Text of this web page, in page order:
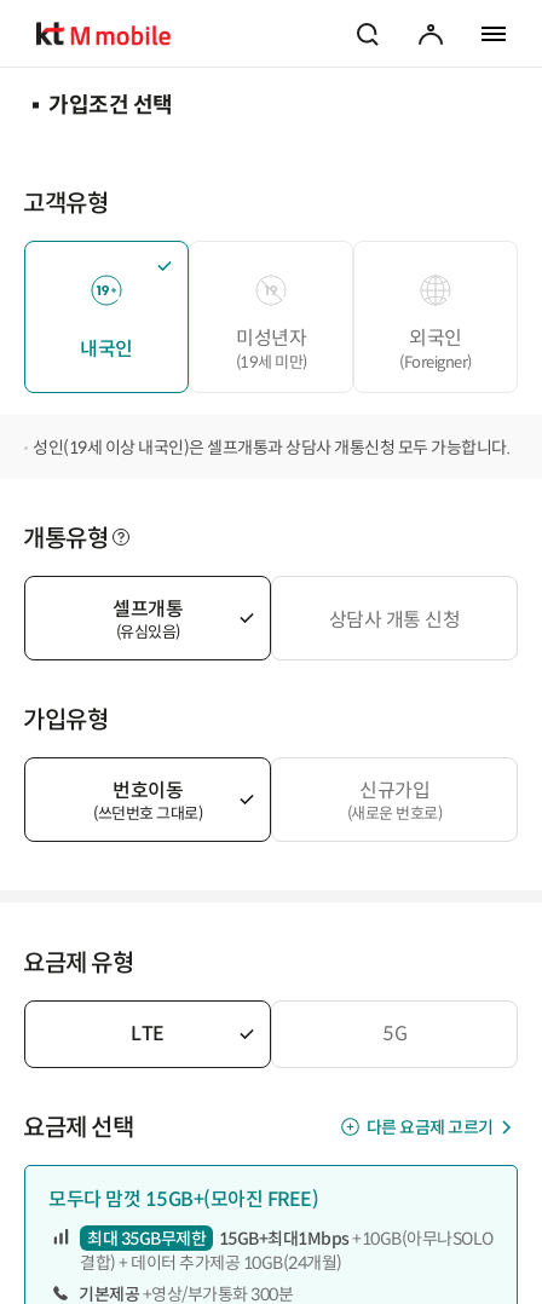
검색
마이페이지
가입조건 선택
고객유형
내국인 미성년자
(19세 미만)
외국인
(Foreigner)
성인(19세 이상 내국인)은 셀프개통과 상담사 개통신청 모두 가능합니다.
개통유형
셀프개통
(유심있음) 상담사 개통 신청
가입유형
번호이동
(쓰던번호 그대로)
신규가입
(새로운 번호로)
요금제 유형
LTE 5G
요금제 선택 다른 요금제 고르기
모두다 맘껏 15GB+(모아진 FREE)
최대 35GB무제한 15GB+최대1Mbps+10GB(아무나SOLO
결합) + 데이터 추가제공 10GB(24개월)
기본제공+영상/부가통화 300분